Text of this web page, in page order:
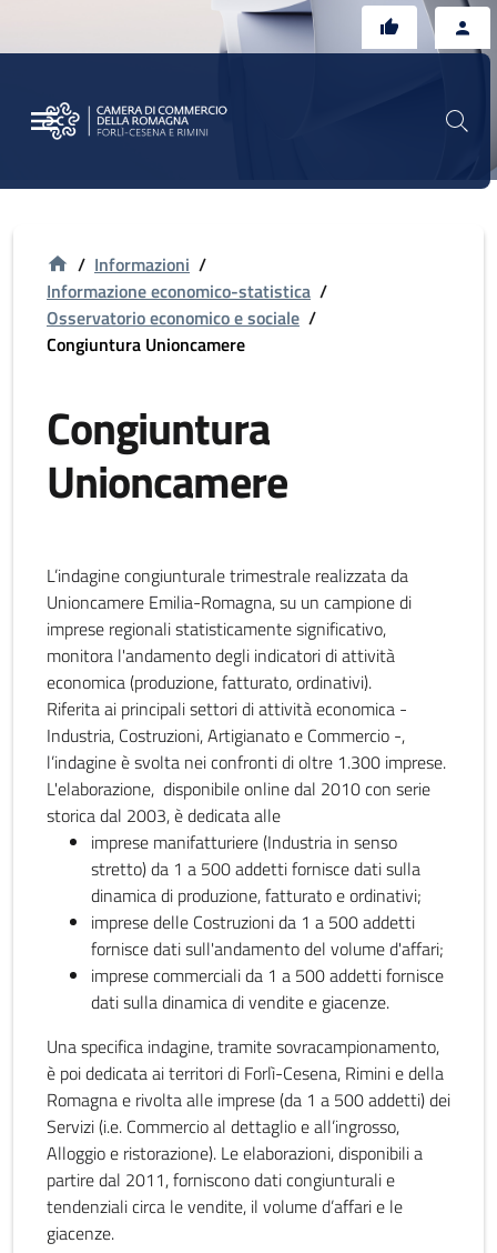
/ Informazioni /
Informazione economico-statistica /
Osservatorio economico e sociale /
Congiuntura Unioncamere
Congiuntura
Unioncamere
L’indagine congiunturale trimestrale realizzata da
Unioncamere Emilia-Romagna, su un campione di
imprese regionali statisticamente significativo,
monitora l'andamento degli indicatori di attività
economica (produzione, fatturato, ordinativi).
Riferita ai principali settori di attività economica -
Industria, Costruzioni, Artigianato e Commercio -,
l’indagine è svolta nei confronti di oltre 1.300 imprese.
L'elaborazione, disponibile online dal 2010 con serie
storica dal 2003, è dedicata alle
imprese manifatturiere (Industria in senso
stretto) da 1 a 500 addetti fornisce dati sulla
dinamica di produzione, fatturato e ordinativi;
imprese delle Costruzioni da 1 a 500 addetti
fornisce dati sull'andamento del volume d'affari;
imprese commerciali da 1 a 500 addetti fornisce
dati sulla dinamica di vendite e giacenze.
Una specifica indagine, tramite sovracampionamento,
è poi dedicata ai territori di Forlì-Cesena, Rimini e della
Romagna e rivolta alle imprese (da 1 a 500 addetti) dei
Servizi (i.e. Commercio al dettaglio e all’ingrosso,
Alloggio e ristorazione). Le elaborazioni, disponibili a
partire dal 2011, forniscono dati congiunturali e
tendenziali circa le vendite, il volume d’affari e le
giacenze.